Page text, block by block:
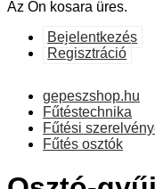
Az Ön kosara üres.
Bejelentkezés
Regisztráció
gepeszshop.hu
Fűtéstechnika
Fűtési
Fűtés osztók